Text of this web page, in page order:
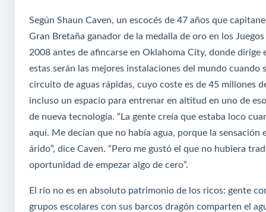
Según Shaun Caven, un escocés de 47 años que
Gran Bretaña ganador de la medalla de oro en los
2008 antes de afincarse en Oklahoma City, donde dirige
estas serán las mejores instalaciones del mundo cuando
circuito de aguas rápidas, cuyo coste es de 45 millones
incluso un espacio para entrenar en altitud en uno de
de nueva tecnología. “La gente creía que estaba loco
aquí. Me decían que no había agua, porque la sensación
árido”, dice Caven. “Pero me gustó el que no hubiera
oportunidad de empezar algo de cero”.
El río no es en absoluto patrimonio de los ricos: gente
grupos escolares con sus barcos dragón comparten el